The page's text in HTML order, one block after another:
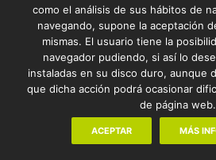
Chaleco Reflectante(0)
Champanera (0)
Champú (0)
como el análisis de sus hábitos de
navegando, supone la aceptación
mismas. El usuario tiene la
navegador pudiendo, si así lo
instaladas en su disco duro, aunque
que dicha acción podrá ocasionar
de página web.
ACEPTAR MÁS